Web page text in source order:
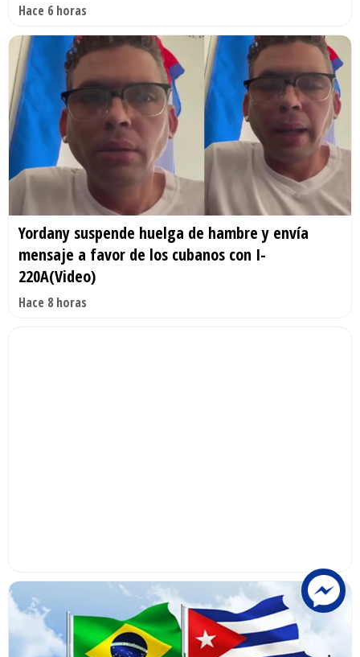
Hace 6 horas
Yordany suspende huelga de hambre y envía
mensaje a favor de los cubanos con I-
220A(Video)
Hace 8 horas